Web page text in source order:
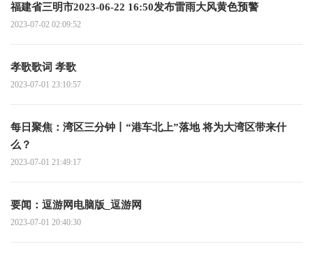
福建省三明市2023-06-22 16:50发布雷雨大风黄色预警
2023-07-02 02:09:52
孝歌歌词 孝歌
2023-07-01 23:10:57
每日聚焦：湾区三分钟丨“港车北上”落地 将为大湾区带来什
么？
2023-07-01 21:49:17
要闻：逗游网电脑版_逗游网
2023-07-01 20:40:30